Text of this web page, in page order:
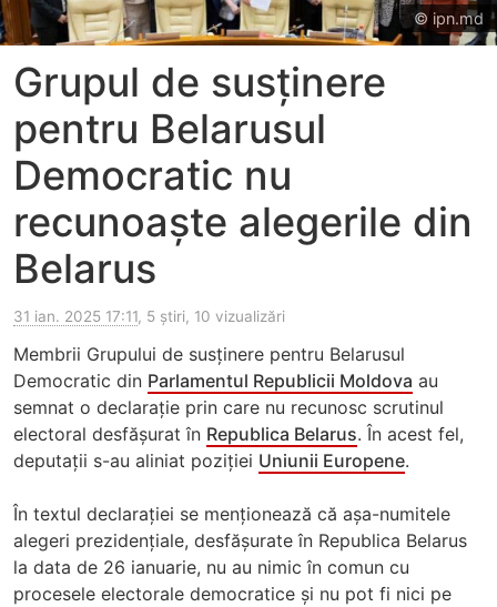
© ipn.md
Grupul de susținere
pentru Belarusul
Democratic nu
recunoaște alegerile din
Belarus
31 ian. 2025 17:11, 5 știri, 10 vizualizări
Membrii Grupului de susținere pentru Belarusul
Democratic din Parlamentul Republicii Moldova au
semnat o declarație prin care nu recunosc scrutinul
electoral desfășurat în Republica Belarus. În acest fel,
deputații s-au aliniat poziției Uniunii Europene.
În textul declarației se menționează că așa-numitele
alegeri prezidențiale, desfășurate în Republica Belarus
la data de 26 ianuarie, nu au nimic în comun cu
procesele electorale democratice și nu pot fi nici pe